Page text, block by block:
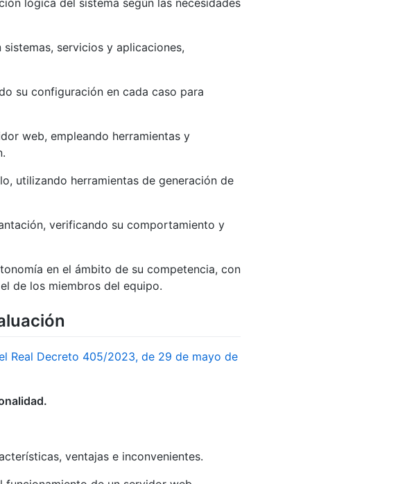
servicios y aplicaciones,
su configuración en cada caso para
web, empleando herramientas y
utilizando herramientas de generación de
verificando su comportamiento y
en el ámbito de su competencia, con
de los miembros del equipo.
Real Decreto 405/2023, de 29 de mayo de
ventajas e inconvenientes.